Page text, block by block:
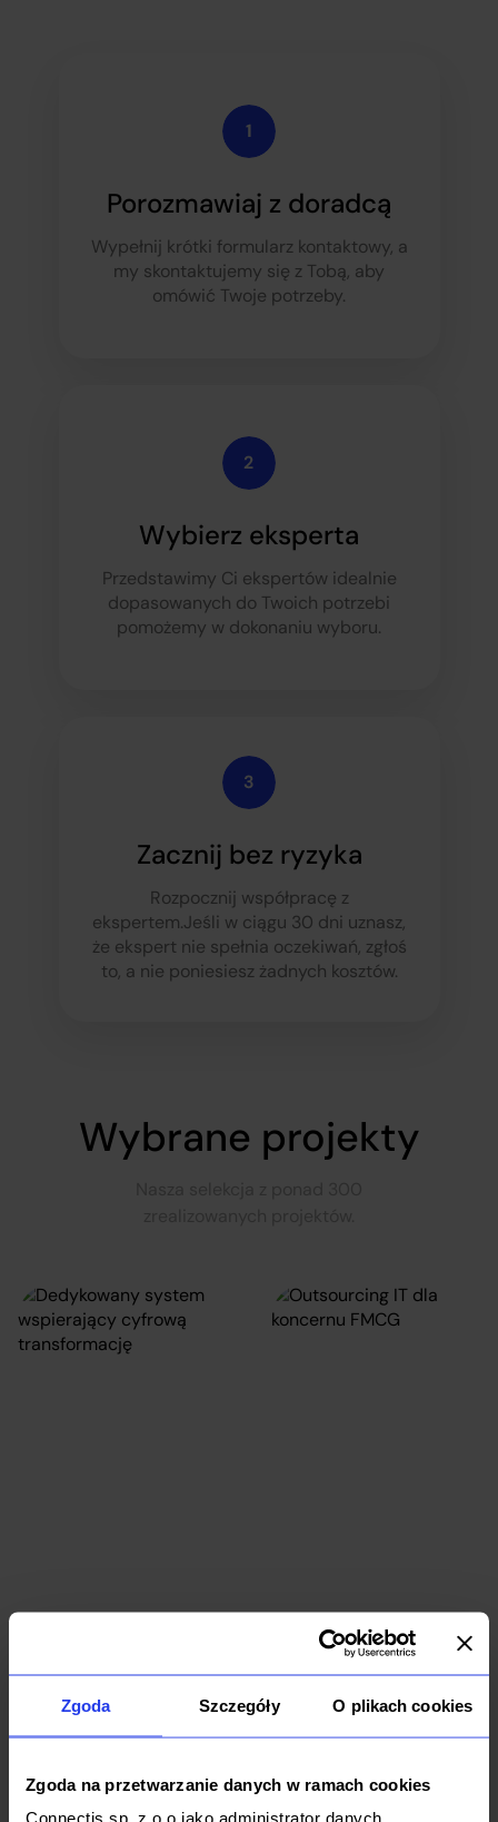
Zgoda Szczegóły O plikach cookies
Zgoda na przetwarzanie danych w ramach cookies
Connectis sp. z o.o jako administrator danych
Porozmawiaj z doradcą
Wypełnij krótki formularz kontaktowy, a
my skontaktujemy się z Tobą, aby
omówić Twoje potrzeby.
Wybierz eksperta
Przedstawimy Ci ekspertów idealnie
dopasowanych do Twoich potrzebi
pomożemy w dokonaniu wyboru.
Zacznij bez ryzyka
Rozpocznij współpracę z
ekspertem.Jeśli w ciągu 30 dni uznasz,
że ekspert nie spełnia oczekiwań, zgłoś
to, a nie poniesiesz żadnych kosztów.
Wybrane projekty
Software
FMCG